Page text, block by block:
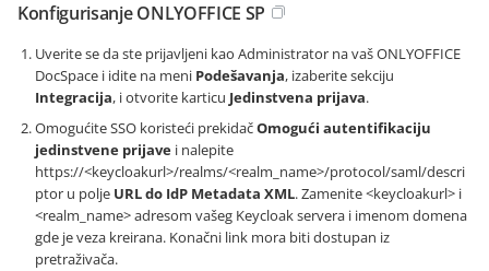
Konfigurisanje ONLYOFFICE SP
Uverite se da ste prijavljeni kao Administrator na vaš ONLYOFFICE
DocSpace i idite na meni Podešavanja, izaberite sekciju
Integracija, i otvorite karticu Jedinstvena prijava.
Omogućite SSO koristeći prekidačOmogući autentifikaciju
jedinstvene prijave i nalepite
https://<keycloakurl>/realms/<realm_name>/protocol/saml/descri
ptor u polje URL do IdP Metadata XML. Zamenite<keycloakurl> i
<realm_name>adresom vašeg Keycloak servera i imenom domena
gde je veza kreirana. Konačni link mora biti dostupan iz
pretraživača.